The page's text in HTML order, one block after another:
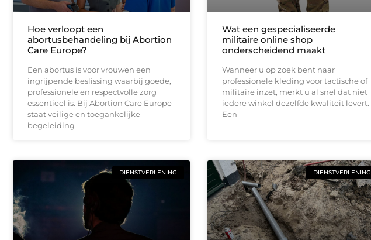
Hoe verloopt een
abortusbehandeling bij Abortion
Care Europe?
Een abortus is voor vrouwen een
ingrijpende beslissing waarbij goede,
professionele en respectvolle zorg
essentieel is. Bij Abortion Care Europe
staat veilige en toegankelijke
begeleiding
Wat een gespecialiseerde
militaire online shop
onderscheidend maakt
Wanneer u op zoek bent naar
professionele kleding voor tactische of
militaire inzet, merkt u al snel dat niet
iedere winkel dezelfde kwaliteit levert.
Een
DIENSTVERLENING DIENSTVERLENING